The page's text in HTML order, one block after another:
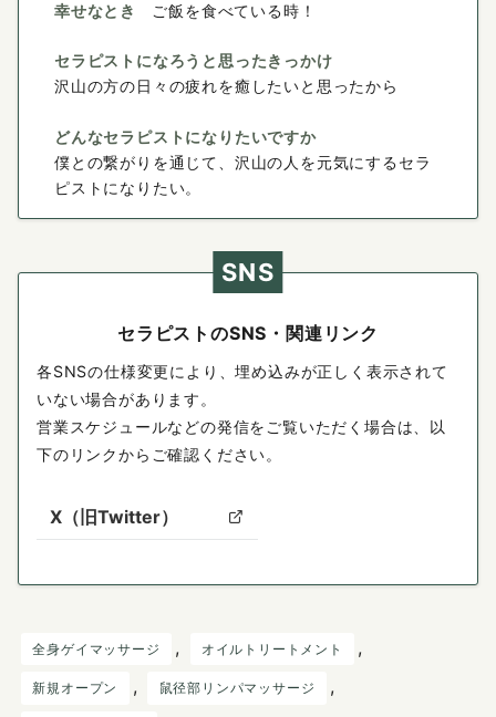
幸せなとき ご飯を食べている時！
セラピストになろうと思ったきっかけ
沢山の方の日々の疲れを癒したいと思ったから
どんなセラピストになりたいですか
僕との繋がりを通じて、沢山の人を元気にするセラ
ピストになりたい。
SNS
セラピストのSNS・関連リンク
各SNSの仕様変更により、埋め込みが正しく表示されて
いない場合があります。
営業スケジュールなどの発信をご覧いただく場合は、以
下のリンクからご確認ください。
X（旧Twitter）
全身ゲイマッサージ , オイルトリートメント ,
新規オープン , 鼠径部リンパマッサージ ,